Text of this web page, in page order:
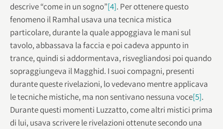
descrive “come in un sogno”[4]. Per ottenere questo
fenomeno il Ramhal usava una tecnica mistica
particolare, durante la quale appoggiava le mani sul
tavolo, abbassava la faccia e poi cadeva appunto in
trance, quindi si addormentava, risvegliandosi poi quando
sopraggiungeva il Magghid. I suoi compagni, presenti
durante queste rivelazioni, lo vedevano mentre applicava
le tecniche mistiche, ma non sentivano nessuna voce[5].
Durante questi momenti Luzzatto, come altri mistici prima
di lui, usava scrivere le rivelazioni ottenute secondo una